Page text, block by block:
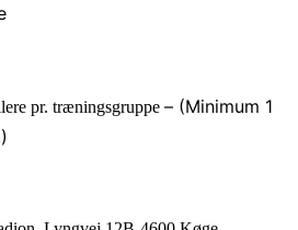
pr. træningsgruppe – (Minimum 1